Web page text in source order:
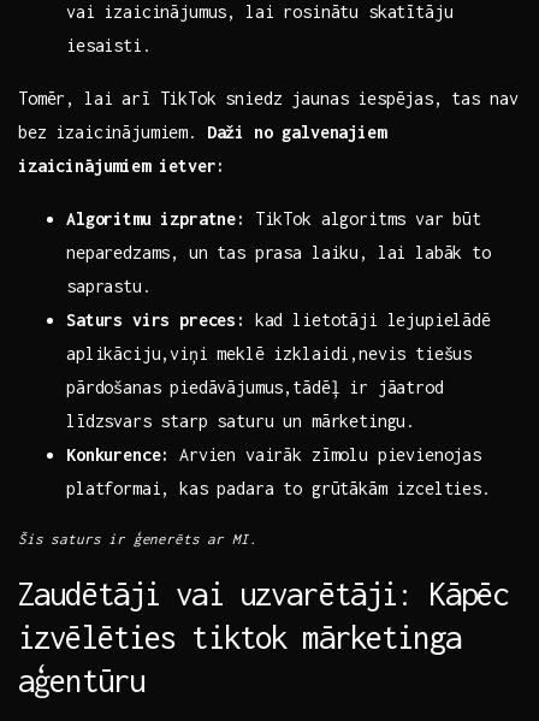
vai izaicinājumus, lai rosinātu skatītāju
iesaisti.
Tomēr, lai arī TikTok sniedz jaunas iespējas, ⁤tas nav
bez izaicinājumiem. Daži ⁢no‍ galvenajiem
izaicinājumiem ⁣ietver:
Algoritmu izpratne:
TikTok algoritms var būt
neparedzams, un tas prasa laiku, lai labāk to
saprastu.
Saturs virs preces:
kad lietotāji lejupielādē
aplikāciju,viņi meklē izklaidi,nevis tiešus
pārdošanas piedāvājumus,tādēļ ir jāatrod
līdzsvars starp saturu un mārketingu.
Konkurence:
Arvien vairāk zīmolu‌ pievienojas
platformai, kas padara ‌to grūtākām izcelties.
Šis saturs ir ģenerēts ar MI.
Zaudētāji vai uzvarētāji: ‍Kāpēc
izvēlēties tiktok mārketinga
aģentūru